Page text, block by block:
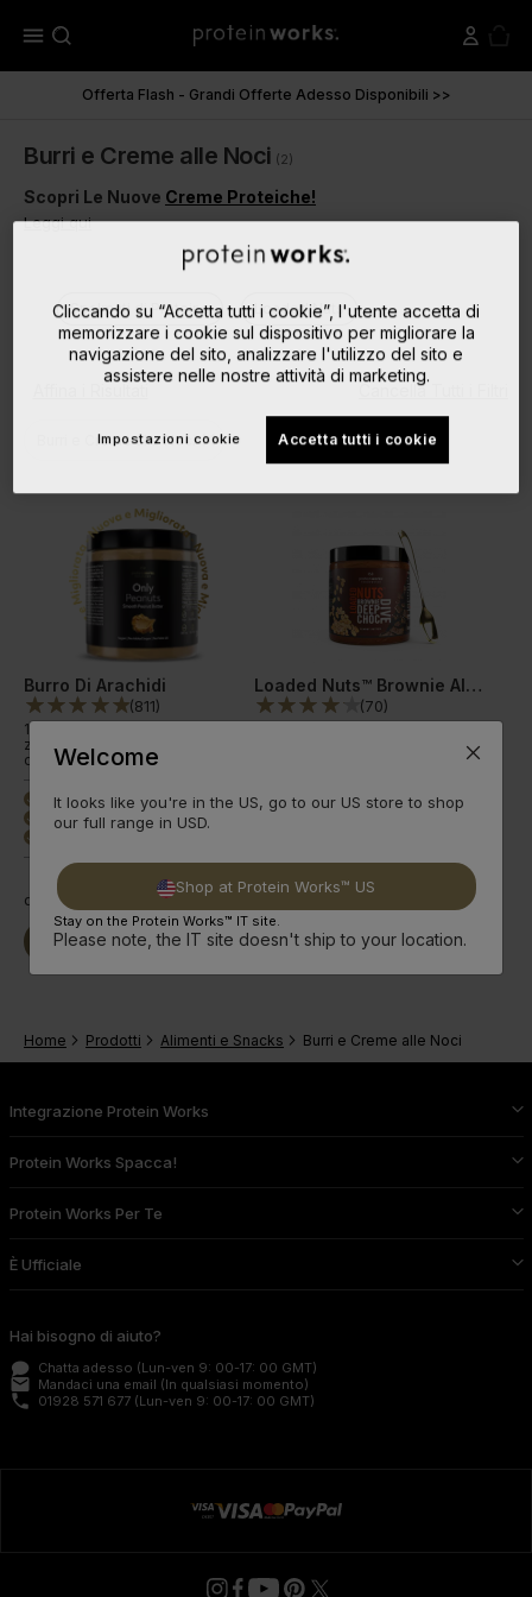
menu
Offerta Flash - Grandi Offerte Adesso Disponibili >>
Burri e Creme alle Noci (2)
Scopri Le Nuove Creme Proteiche!
Leggi qui
Spalmati di Proteine Loaded Nuts
Cancella Tutti i Filtri
Burri e Creme alle Nociclose
Burro Di Arachidi
(811)
100% arachidi tostate, senza
zucchero aggiunto, olio di palma
o sale.
done Burro arachidi premium
done 100% arachidi tostate
done
da 3,99€
Compra Ora Leggi qui
Loaded Nuts™ Brownie Al Cioccolato
(70)
Compra Ora Leggi qui
Home Prodotti Alimenti e Snacks Burri e Creme alle Noci
Integrazione Protein Works
Protein Works Spacca!
Protein Works Per Te
È Ufficiale
Hai bisogno di aiuto?
Chatta adesso (Lun-ven 9: 00-17: 00 GMT)
email Mandaci una email (In qualsiasi momento)
phone 01928 571 677 (Lun-ven 9: 00-17: 00 GMT)
Cliccando su “Accetta tutti i cookie”, l'utente accetta di
memorizzare i cookie sul dispositivo per migliorare la
navigazione del sito, analizzare l'utilizzo del sito e
assistere nelle nostre attività di marketing.
Accetta tutti i cookie
Impostazioni cookie
Welcome
It looks like you're in the US, go to our US store to shop
our full range in USD.
Shop at Protein Works™ US
Stay on the Protein Works™ IT site.
Please note, the IT site doesn't ship to your location.